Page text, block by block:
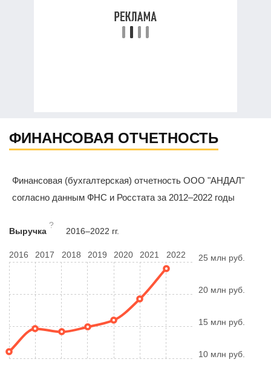
ФИНАНСОВАЯ ОТЧЕТНОСТЬ
Финансовая (бухгалтерская) отчетность ООО "АНДАЛ"
согласно данным ФНС и Росстата за 2012–2022 годы
Выручка
?
2016–2022 гг.
2016 2017 2018 2019 2020 2021 2022
10 млн руб.
15 млн руб.
20 млн руб.
25 млн руб.